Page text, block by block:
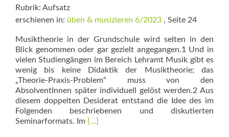
Rubrik: Aufsatz
erschienen in: üben & musizieren 6/2023 , Seite 24
Musiktheorie in der Grundschule wird selten in den
Blick genommen oder gar gezielt angegangen.1 Und in
vielen Studiengängen im Bereich Lehramt Musik gibt es
wenig bis keine Didaktik der Musiktheorie; das
„Theorie-Praxis-Problem“ muss von den
AbsolventInnen später individuell gelöst werden.2 Aus
diesem doppelten Desiderat entstand die Idee des im
Folgenden beschriebenen und diskutierten
Seminarformats. Im Read
[…]